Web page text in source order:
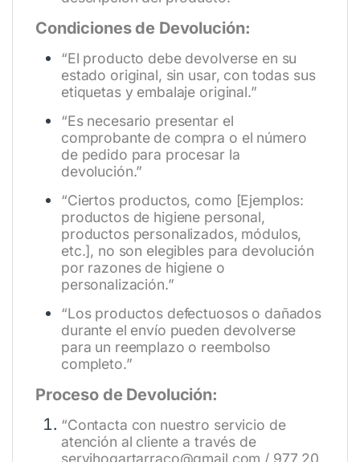
Condiciones de Devolución:
“El producto debe devolverse en su
estado original, sin usar, con todas sus
etiquetas y embalaje original.”
“Es necesario presentar el
comprobante de compra o el número
de pedido para procesar la
devolución.”
“Ciertos productos, como [Ejemplos:
productos de higiene personal,
productos personalizados, módulos,
etc.], no son elegibles para devolución
por razones de higiene o
personalización.”
“Los productos defectuosos o dañados
durante el envío pueden devolverse
para un reemplazo o reembolso
completo.”
Proceso de Devolución:
“Contacta con nuestro servicio de
atención al cliente a través de
servihogartarraco@gmail.com / 977 20